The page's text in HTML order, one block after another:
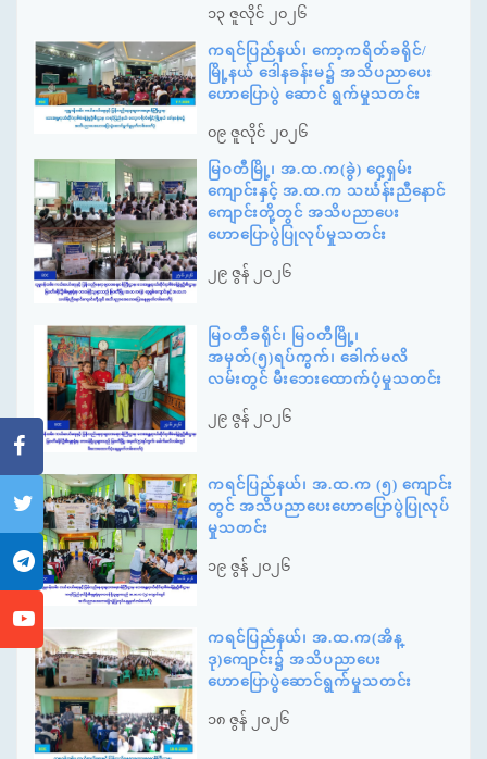
၁၃ ဇူလိုင် ၂၀၂၆
ကရင်ပြည်နယ်၊ ကော့ကရိတ်ခရိုင်/
မြို့နယ် ဒေါနခန်းမ၌ အသိပညာပေး
ဟောပြောပွဲ ဆောင် ရွက်မှုသတင်း
၀၉ ဇူလိုင် ၂၀၂၆
မြဝတီမြို့၊ အ.ထ.က(ခွဲ) ဝှေ့ရှမ်း
ကျောင်းနှင့် အ.ထ.က သင်္ဃန်းညီနောင်
ကျောင်းတို့တွင် အသိပညာပေး
ဟောပြောပွဲပြုလုပ်မှုသတင်း
၂၉ ဇွန် ၂၀၂၆
မြဝတီခရိုင်၊ မြဝတီမြို့၊
အမှတ်(၅)ရပ်ကွက်၊ ခေါက်မလိ
လမ်းတွင် မီးဘေးထောက်ပံ့မှုသတင်း
၂၉ ဇွန် ၂၀၂၆
ကရင်ပြည်နယ်၊ အ.ထ.က (၅) ကျောင်း
တွင် အသိပညာပေးဟောပြောပွဲပြုလုပ်
မှုသတင်း
၁၉ ဇွန် ၂၀၂၆
ကရင်ပြည်နယ်၊ အ.ထ.က(အိန္
ဒု)ကျောင်း၌ အသိပညာပေး
ဟောပြောပွဲဆောင်ရွက်မှုသတင်း
၁၈ ဇွန် ၂၀၂၆